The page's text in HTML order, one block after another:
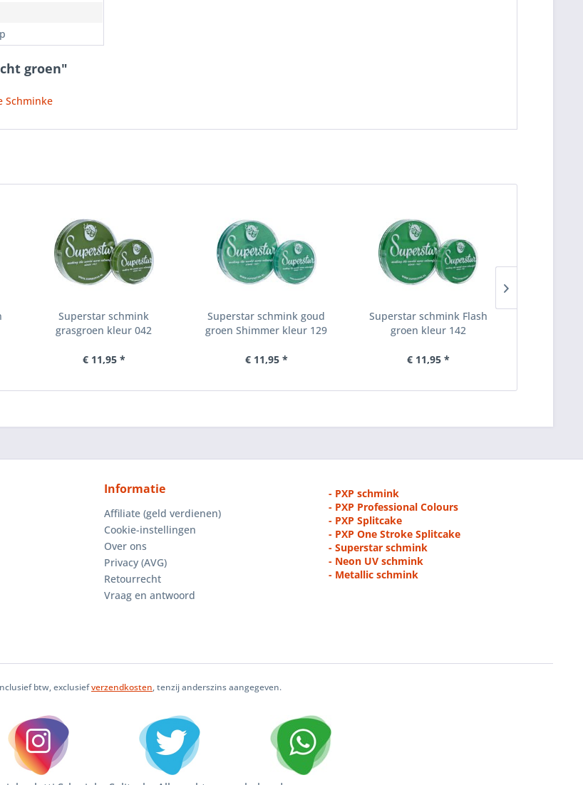
groen"
Schminke
Superstar schmink
grasgroen kleur 042
€ 11,95 *
Superstar schmink goud
groen Shimmer kleur 129
€ 11,95 *
Superstar schmink Flash
groen kleur 142
€ 11,95 *
Informatie
Affiliate (geld verdienen)
Cookie-instellingen
Over ons
Privacy (AVG)
Retourrecht
Vraag en antwoord
- PXP schmink
- PXP Professional Colours
- PXP Splitcake
- PXP One Stroke Splitcake
- Superstar schmink
- Neon UV schmink
- Metallic schmink
btw, exclusiefverzendkosten, tenzij anderszins aangegeven.